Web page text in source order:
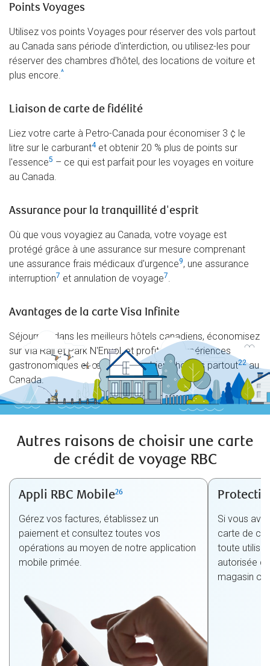
Points Voyages
Utilisez vos points Voyages pour réserver des vols partout
au Canada sans période d'interdiction, ou utilisez-les pour
réserver des chambres d'hôtel, des locations de voiture et
plus encore.^
Liaison de carte de fidélité
Liez votre carte à Petro-Canada pour économiser 3 ¢ le
litre sur le carburant4et obtenir 20 % plus de points sur
l'essence5 – ce qui est parfait pour les voyages en voiture
au Canada.
Assurance pour la tranquillité d'esprit
Où que vous voyagiez au Canada, votre voyage est
protégé grâce à une assurance sur mesure comprenant
une assurance frais médicaux d'urgence9, une assurance
interruption7 et annulation de voyage7.
Avantages de la carte Visa Infinite
Séjournez dans les meilleurs hôtels canadiens, économisez
sur Via Rail et Park N'Envol, et profitez d'expériences
gastronomiques et œnologiques bien choisies partout22au
Canada.
Autres raisons de choisir une carte
de crédit de voyage RBC
Appli RBC Mobile26
Gérez vos factures, établissez un
paiement et consultez toutes vos
opérations au moyen de notre application
mobile primée.
Si vous
carte de
toute
autorisée
magasin ou